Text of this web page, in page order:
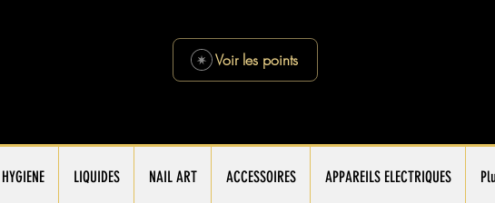
Voir les points
HYGIENE LIQUIDES NAIL ART ACCESSOIRES APPAREILS ELECTRIQUES